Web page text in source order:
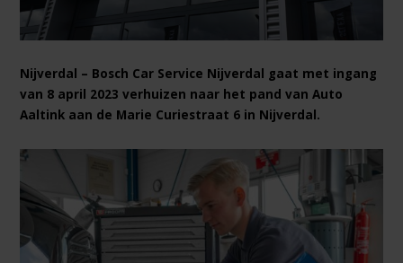
Nijverdal – Bosch Car Service Nijverdal gaat met ingang
van 8 april 2023 verhuizen naar het pand van Auto
Aaltink aan de Marie Curiestraat 6 in Nijverdal.